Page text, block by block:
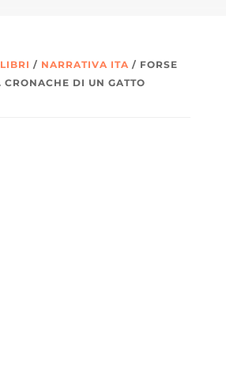
LIBRI / NARRATIVA ITA / FORSE
DI UN GATTO